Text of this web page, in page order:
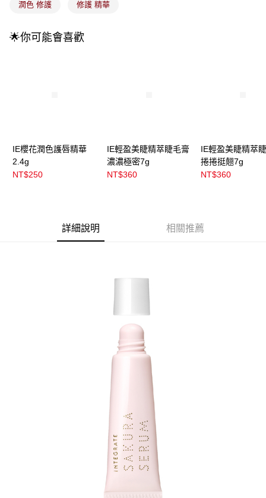
2.透過簡訊連結打開帳單後，可選擇「超商條碼／台灣大直營門市／銀行轉
【注意事項】
1.本服務係由「台灣大哥大股份有限公司」（以下簡稱本公司）所提供，讓
7-11取貨付款
付款後7-11取貨
付款後門市自取
每筆NT$100，滿NT$399(含以上)免運費
潤色 修護 修護 精華
🌟你可能會喜歡
IE櫻花潤色護唇精華
2.4g
NT$250
IE輕盈美睫精萃睫毛膏
濃濃極密7g
NT$360
IE輕盈美睫精萃
捲捲挺翹7g
NT$360
詳細說明 相關推薦